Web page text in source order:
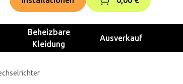
Beheizbare
Kleidung
Ausverkauf